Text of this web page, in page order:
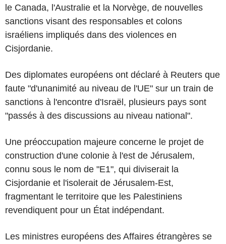
le Canada, l'Australie et la Norvège, de nouvelles
sanctions visant des responsables et colons
israéliens impliqués dans des violences en
Cisjordanie.
Des diplomates européens ont déclaré à Reuters que
faute "d'unanimité au niveau de l'UE" sur un train de
sanctions à l'encontre d'Israël, plusieurs pays sont
"passés à des discussions au niveau national".
Une préoccupation majeure concerne le projet de
construction d'une colonie à l'est de Jérusalem,
connu sous le nom de "E1", qui diviserait la
Cisjordanie et l'isolerait de Jérusalem-Est,
fragmentant le territoire que les Palestiniens
revendiquent pour un État indépendant.
Les ministres européens des Affaires étrangères se